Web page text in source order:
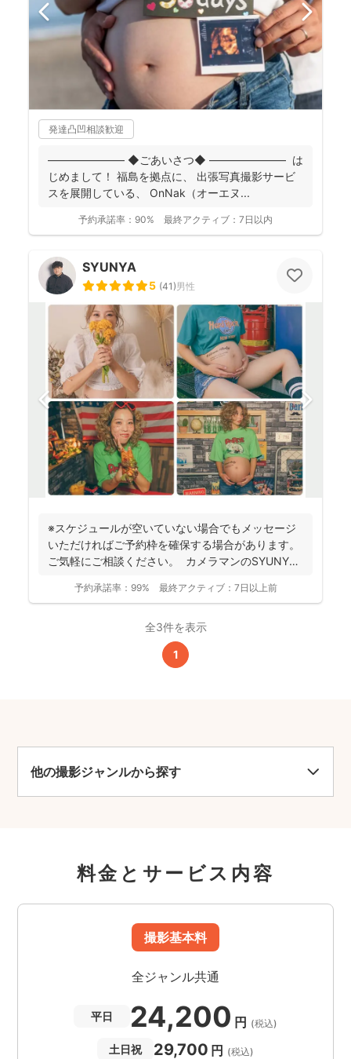
発達凸凹相談歓迎
――――――― ◆ごあいさつ◆ ――――――― は
じめまして！ 福島を拠点に、 出張写真撮影サービ
スを展開している、 OnNak（オーエヌ...
予約承諾率： 90% 最終アクティブ： 7日以内
SYUNYA
5 (41)男性
※スケジュールが空いていない場合でもメッセージ
いただければご予約枠を確保する場合があります。
ご気軽にご相談ください。 カメラマンのSYUNYA
予約承諾率： 99% 最終アクティブ： 7日以上前
全3件を表示
1
他の撮影ジャンルから探す
料金とサービス内容
撮影基本料
全ジャンル共通
平日 24,200 円 (税込)
土日祝 29,700 円 (税込)